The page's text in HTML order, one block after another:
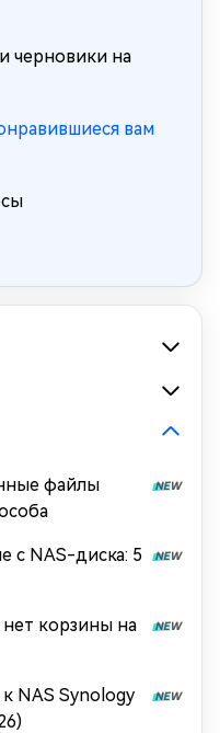
черновики на
вам
файлы
с NAS-диска: 5
нет корзины на
NAS Synology